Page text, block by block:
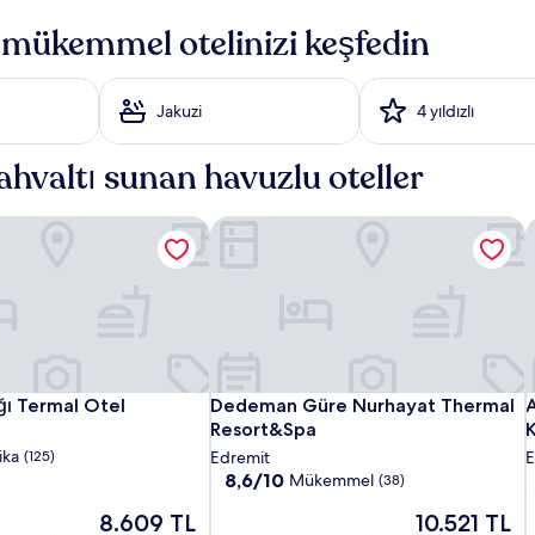
otelinizi keşfedin
Jakuzi 4 yıldızlı
sunan havuzlu oteller
Form
Thermal
Hotel
1774
Kazdağı
Termal
Otel
Termal Otel
Termal Otel
(125)
Güncel
8.609 TL
Termal Otel
Dedeman
Güre
Nurhayat
Thermal
Dedeman Güre Nurhayat Thermal
Resort&Spa
Dedeman Güre Nurhayat Thermal
Edremit
10
8,6/10 Mükemmel (38)
Güncel
10.521 TL
Dedeman Güre Nurhayat Thermal